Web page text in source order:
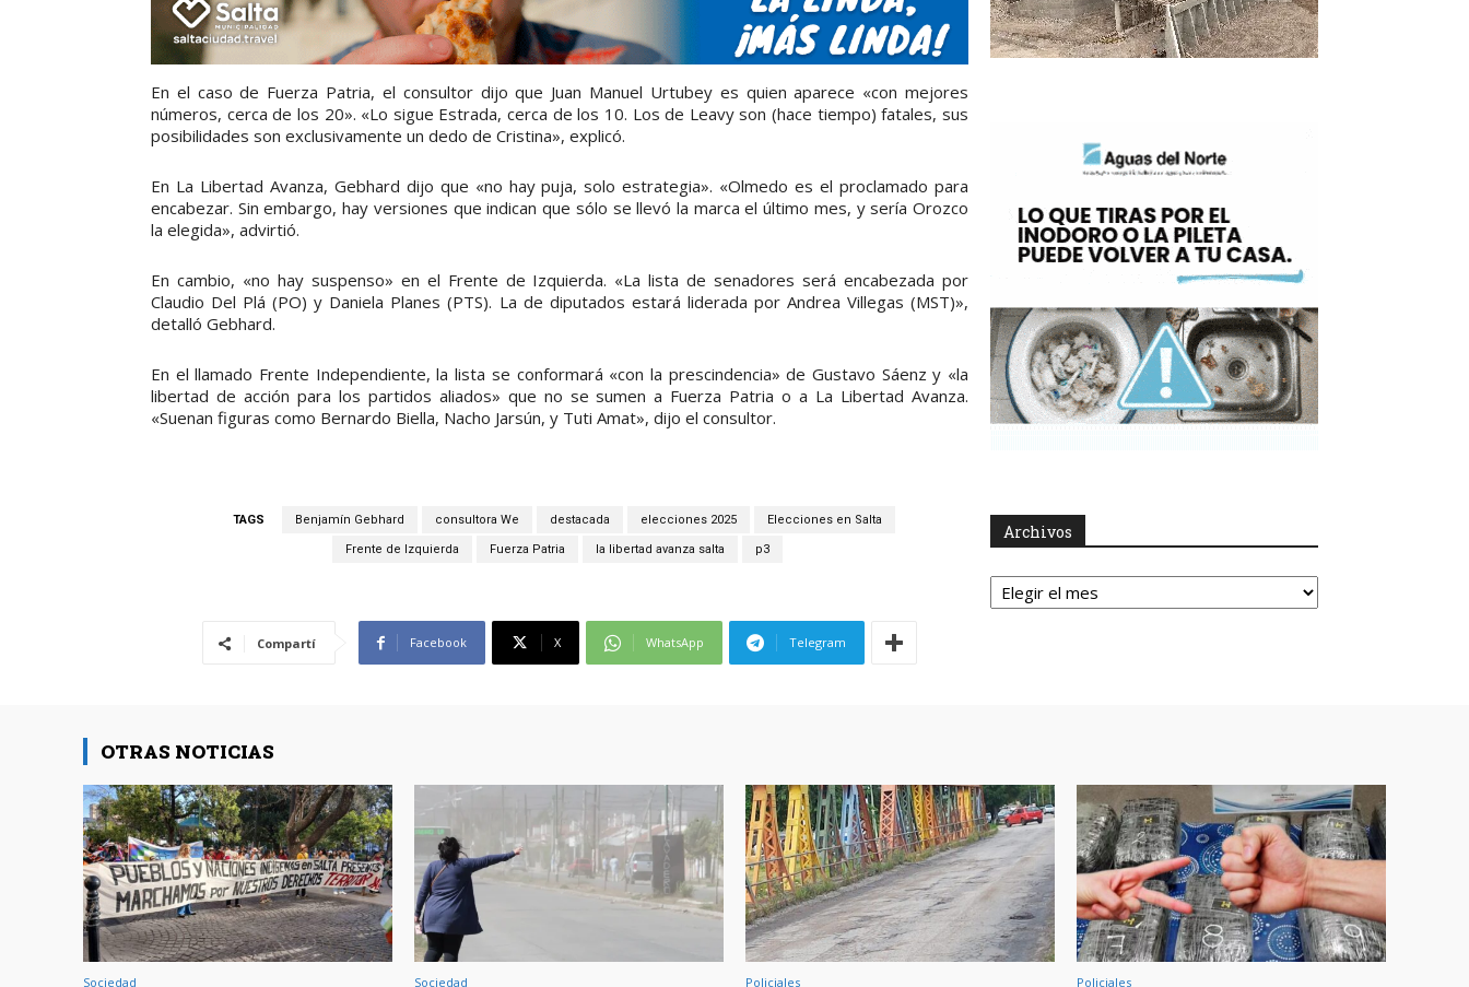
En el caso de Fuerza Patria, el consultor dijo que Juan Manuel Urtubey es quien aparece «con mejores
números, cerca de los 20». «Lo sigue Estrada, cerca de los 10. Los de Leavy son (hace tiempo) fatales, sus
posibilidades son exclusivamente un dedo de Cristina», explicó.
En La Libertad Avanza, Gebhard dijo que «no hay puja, solo estrategia». «Olmedo es el proclamado para
encabezar. Sin embargo, hay versiones que indican que sólo se llevó la marca el último mes, y sería Orozco
la elegida», advirtió.
En cambio, «no hay suspenso» en el Frente de Izquierda. «La lista de senadores será encabezada por
Claudio Del Plá (PO) y Daniela Planes (PTS). La de diputados estará liderada por Andrea Villegas (MST)»,
detalló Gebhard.
En el llamado Frente Independiente, la lista se conformará «con la prescindencia» de Gustavo Sáenz y «la
libertad de acción para los partidos aliados» que no se sumen a Fuerza Patria o a La Libertad Avanza.
«Suenan figuras como Bernardo Biella, Nacho Jarsún, y Tuti Amat», dijo el consultor.
TAGS Benjamín Gebhard consultora We destacada elecciones 2025 Elecciones en Salta
Frente de Izquierda Fuerza Patria la libertad avanza salta p3
Compartí Facebook X WhatsApp Telegram
Archivos
Archivos
OTRAS NOTICIAS
Sociedad Sociedad Policiales Policiales